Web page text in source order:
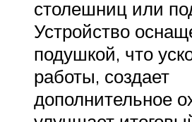
столешниц или
Устройство
подушкой, что
работы, создает
дополнительное